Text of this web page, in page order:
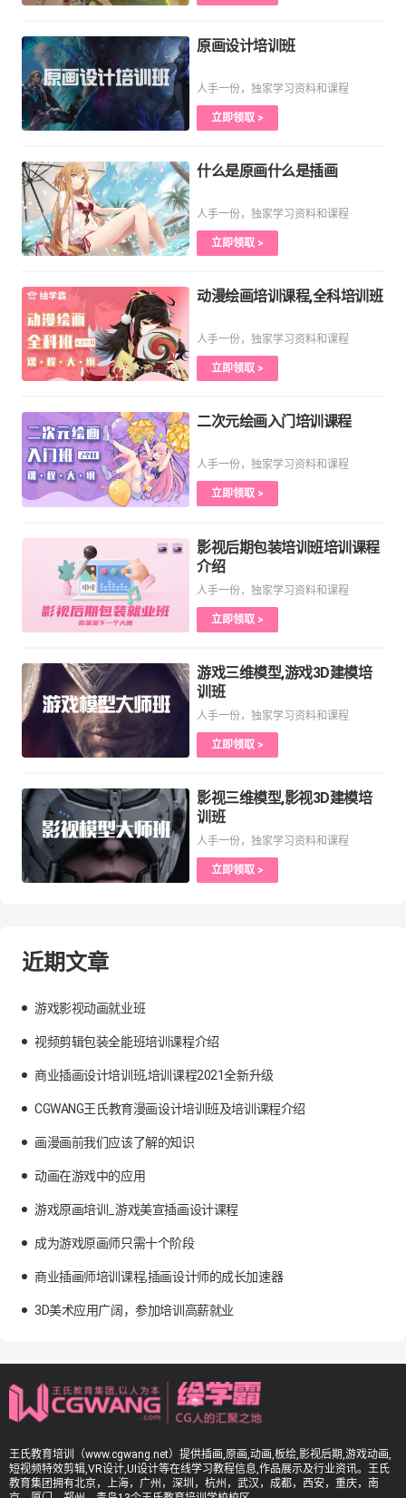
原画设计培训班
人手一份，独家学习资料和课程
立即领取 >
什么是原画什么是插画
人手一份，独家学习资料和课程
立即领取 >
动漫绘画培训课程,全科培训班
人手一份，独家学习资料和课程
立即领取 >
二次元绘画入门培训课程
人手一份，独家学习资料和课程
立即领取 >
影视后期包装培训班培训课程
介绍
人手一份，独家学习资料和课程
立即领取 >
游戏三维模型,游戏3D建模培
训班
人手一份，独家学习资料和课程
立即领取 >
影视三维模型,影视3D建模培
训班
人手一份，独家学习资料和课程
立即领取 >
近期文章
游戏影视动画就业班
视频剪辑包装全能班培训课程介绍
商业插画设计培训班,培训课程2021全新升级
CGWANG王氏教育漫画设计培训班及培训课程介绍
画漫画前我们应该了解的知识
动画在游戏中的应用
游戏原画培训_游戏美宣插画设计课程
成为游戏原画师只需十个阶段
商业插画师培训课程,插画设计师的成长加速器
3D美术应用广阔，参加培训高薪就业
王氏教育培训（www.cgwang.net）提供插画,原画,动画,板绘,影视后期,游戏动画,
短视频特效剪辑,VR设计,UI设计等在线学习教程信息,作品展示及行业资讯。王氏
教育集团拥有北京，上海，广州，深圳，杭州，武汉，成都，西安，重庆，南